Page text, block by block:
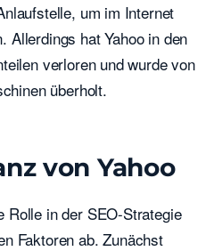
um im Internet
Allerdings hat Yahoo in den
verloren und wurde von
überholt.
von Yahoo
Rolle in der SEO-Strategie
Faktoren ab. Zunächst